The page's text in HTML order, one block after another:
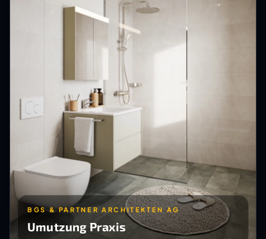
BGS & PARTNER ARCHITEKTEN AG
Umutzung Praxis